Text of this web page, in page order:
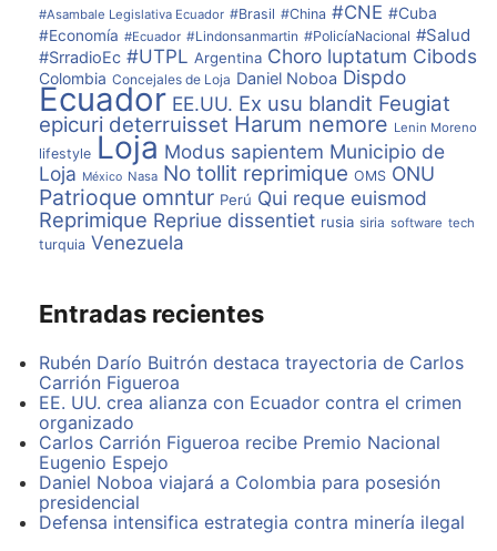
Al igual que el Skreemr, el avión estaría impulsado por
un motor scramjet.
A diferencia de los motores a reacción
convencionales, los motores scramjet prácticamente
no tienen partes móviles.
Y a diferencia de los cohetes, los motores scramjet
quemarían oxígeno de la atmósfera en lugar de tener
que llevar tanques pesados llenos de oxígeno.
Ahora, el concepto Skreemr fue objeto de críticas por
tecnología.
Un problema importante fue el calor.
Los objetos que viajan a una velocidad superior a
Mach 5 pueden alcanzar más de 980ºC (1800º F), y
existe un límite en cuanto al tipo de materiales que
pueden soportar esas clases de temperaturas.
#Asambale Legislativa Ecuador #Brasil #China #CNE #Cuba
#Economía #Ecuador #Lindonsanmartin #PolicíaNacional #Salud
#SrradioEc #UTPL Argentina Choro luptatum Cibods
Colombia Concejales de Loja Daniel Noboa Dispdo
Ecuador EE.UU. Ex usu blandit Feugiat
epicuri deterruisset Harum nemore Lenin Moreno
lifestyle Loja Modus sapientem Municipio de
Loja México Nasa No tollit reprimique OMS ONU
Patrioque omntur Perú Qui reque euismod
Reprimique Repriue dissentiet rusia siria software tech
turquia Venezuela
Entradas recientes
Rubén Darío Buitrón destaca trayectoria de Carlos
Carrión Figueroa
EE. UU. crea alianza con Ecuador contra el crimen
organizado
Carlos Carrión Figueroa recibe Premio Nacional
Eugenio Espejo
Daniel Noboa viajará a Colombia para posesión
presidencial
Defensa intensifica estrategia contra minería ilegal